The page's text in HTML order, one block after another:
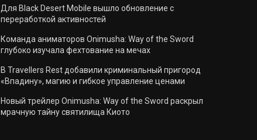
Для Black Desert Mobile вышло обновление с
переработкой активностей
Команда аниматоров Onimusha: Way of the Sword
глубоко изучала фехтование на мечах
В Travellers Rest добавили криминальный пригород
«Впадину», магию и гибкое управление ценами
Новый трейлер Onimusha: Way of the Sword раскрыл
мрачную тайну святилища Киото